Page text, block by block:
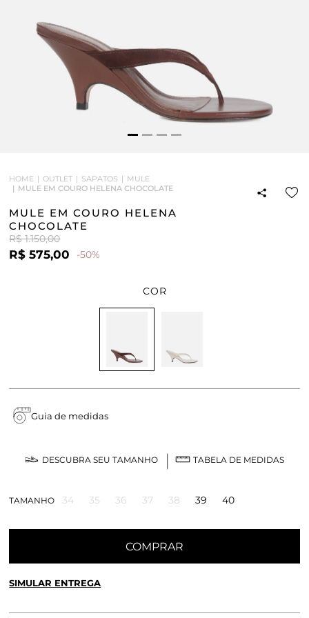
HOME OUTLET SAPATOS
MULE
MULE EM COURO HELENA CHOCOLATE
MULE EM COURO HELENA
CHOCOLATE
R$ 1.150,00
R$ 575,00 -50%
COR
Guia de medidas
DESCUBRA SEU TAMANHO TABELA DE MEDIDAS
TAMANHO 34 35 36 37 38 39 40
COMPRAR
SIMULAR ENTREGA